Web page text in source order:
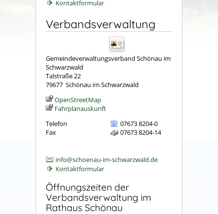
Kontaktformular
Verbandsverwaltung
Gemeindeverwaltungsverband Schönau im
Schwarzwald
Talstraße 22
79677 Schönau im Schwarzwald
OpenStreetMap
Fahrplanauskunft
Telefon
07673 8204-0
Fax
07673 8204-14
info@schoenau-im-schwarzwald.de
Kontaktformular
Öffnungszeiten der
Verbandsverwaltung im
Rathaus Schönau